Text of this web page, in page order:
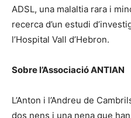
ADSL, una malaltia rara i
recerca d’un estudi
l’Hospital Vall d’Hebron.
Sobre l’Associació ANTIAN
L’Anton i l’Andreu de
dos nens i una nena que